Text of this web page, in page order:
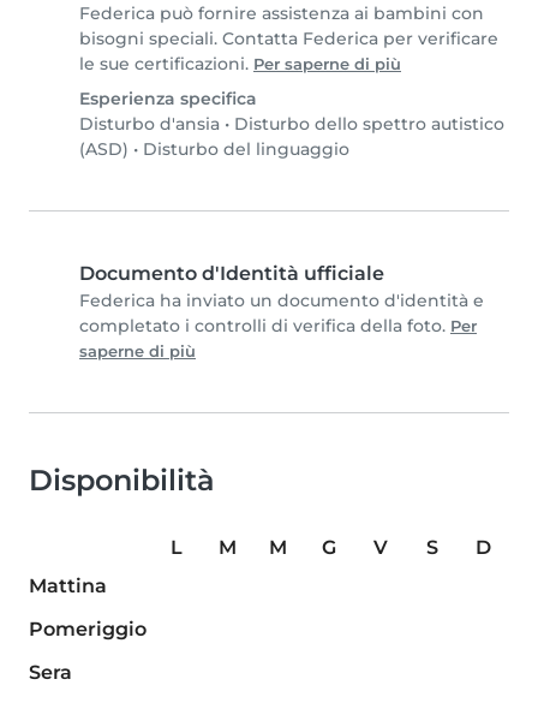
Federica può fornire assistenza ai bambini con
bisogni speciali. Contatta Federica per verificare
le sue certificazioni. Per saperne di più
Esperienza specifica
Disturbo d'ansia • Disturbo dello spettro autistico
(ASD) • Disturbo del linguaggio
Documento d'Identità ufficiale
Federica ha inviato un documento d'identità e
completato i controlli di verifica della foto. Per
saperne di più
Disponibilità
L M M G V S
D
Mattina
Pomeriggio
Sera